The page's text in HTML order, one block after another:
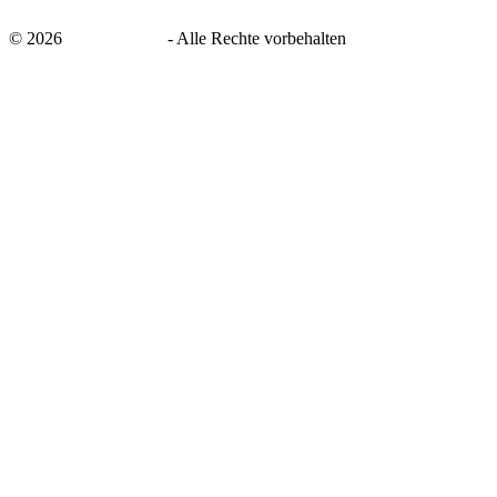
© 2026 - Alle Rechte vorbehalten